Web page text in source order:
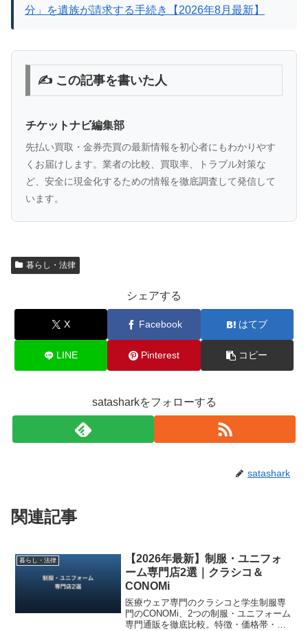
分」を遺族が請求する手続き【2026年8月最新】
✍️ この記事を書いた人
チケットナビ編集部
先払い買取・金券売買の最新情報を初心者にもわかりやす
くお届けします。業者の比較、買取率、トラブル対策な
ど、安全に現金化するための情報を徹底調査して発信して
います。
暮らし・法律
シェアする
X Facebook はてブ
LINE Pinterest コピー
satasharkをフォローする
satashark
関連記事
暮らし・法律
【2026年最新】制服・ユニフォ
ーム専門店2選｜クラシコ＆
CONOMi
医療ウェア専門のクラシコと学生制服専
門のCONOMi、2つの制服・ユニフォーム
専門通販を徹底比較。特徴・価格帯・お